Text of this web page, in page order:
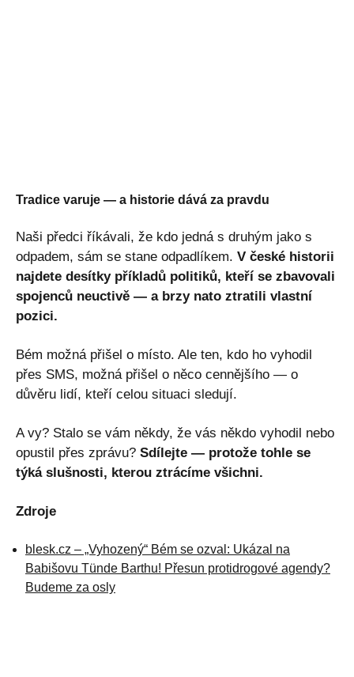
Tradice varuje — a historie dává za pravdu
Naši předci říkávali, že kdo jedná s druhým jako s
odpadem, sám se stane odpadlíkem. V české historii
najdete desítky příkladů politiků, kteří se zbavovali
spojenců neuctivě — a brzy nato ztratili vlastní
pozici.
Bém možná přišel o místo. Ale ten, kdo ho vyhodil
přes SMS, možná přišel o něco cennějšího — o
důvěru lidí, kteří celou situaci sledují.
A vy? Stalo se vám někdy, že vás někdo vyhodil nebo
opustil přes zprávu? Sdílejte — protože tohle se
týká slušnosti, kterou ztrácíme všichni.
Zdroje
blesk.cz – „Vyhozený“ Bém se ozval: Ukázal na
Babišovu Tünde Barthu! Přesun protidrogové agendy?
Budeme za osly